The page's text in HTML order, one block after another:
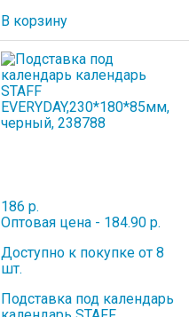
В корзину
186 р.
Оптовая цена - 184.90 р.
Доступно к покупке от 8
шт.
Подставка под календарь